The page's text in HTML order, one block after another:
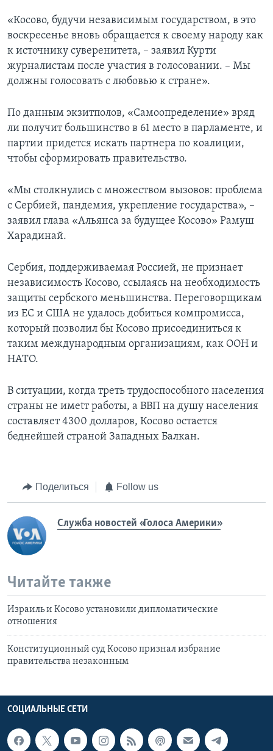
«Косово, будучи независимым государством, в это
воскресенье вновь обращается к своему народу как
к источнику суверенитета, – заявил Курти
журналистам после участия в голосовании. – Мы
должны голосовать с любовью к стране».
По данным экзитполов, «Самоопределение» вряд
ли получит большинство в 61 место в парламенте, и
партии придется искать партнера по коалиции,
чтобы сформировать правительство.
«Мы столкнулись с множеством вызовов: проблема
с Сербией, пандемия, укрепление государства», –
заявил глава «Альянса за будущее Косово» Рамуш
Харадинай.
Сербия, поддерживаемая Россией, не признает
независимость Косово, ссылаясь на необходимость
защиты сербского меньшинства. Переговорщикам
из ЕС и США не удалось добиться компромисса,
который позволил бы Косово присоединиться к
таким международным организациям, как ООН и
НАТО.
В ситуации, когда треть трудоспособного населения
страны не имеtт работы, а ВВП на душу населения
составляет 4300 долларов, Косово остается
беднейшей страной Западных Балкан.
Поделиться Follow us
Служба новостей «Голоса Америки»
Читайте также
Израиль и Косово установили дипломатические
отношения
Конституционный суд Косово признал избрание
правительства незаконным
СОЦИАЛЬНЫЕ СЕТИ